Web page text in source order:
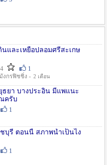
และเหยื่อปลอมศรีสะเกษ
1
งกรฟิชชิ่ง - 2 เดือน
ธยา บางประอิน มีแพแนะ
ครับ
1
ชบุรี ตอนนี้ สภาพน้ำเป็นไง
1